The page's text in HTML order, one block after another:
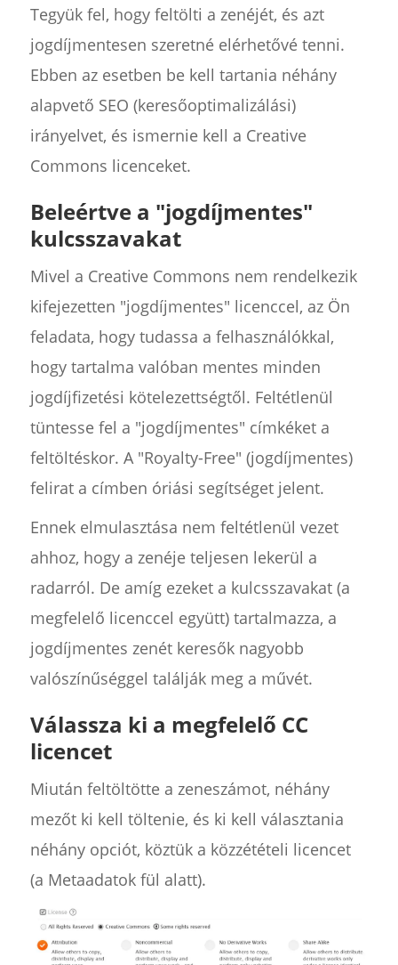
Tegyük fel, hogy feltölti a zenéjét, és azt
jogdíjmentesen szeretné elérhetővé tenni.
Ebben az esetben be kell tartania néhány
alapvető SEO (keresőoptimalizálási)
irányelvet, és ismernie kell a Creative
Commons licenceket.
Beleértve a "jogdíjmentes"
kulcsszavakat
Mivel a Creative Commons nem rendelkezik
kifejezetten "jogdíjmentes" licenccel, az Ön
feladata, hogy tudassa a felhasználókkal,
hogy tartalma valóban mentes minden
jogdíjfizetési kötelezettségtől. Feltétlenül
tüntesse fel a "jogdíjmentes" címkéket a
feltöltéskor. A "Royalty-Free" (jogdíjmentes)
felirat a címben óriási segítséget jelent.
Ennek elmulasztása nem feltétlenül vezet
ahhoz, hogy a zenéje teljesen lekerül a
radarról. De amíg ezeket a kulcsszavakat (a
megfelelő licenccel együtt) tartalmazza, a
jogdíjmentes zenét keresők nagyobb
valószínűséggel találják meg a művét.
Válassza ki a megfelelő CC
licencet
Miután feltöltötte a zeneszámot, néhány
mezőt ki kell töltenie, és ki kell választania
néhány opciót, köztük a közzétételi licencet
(a Metaadatok fül alatt).